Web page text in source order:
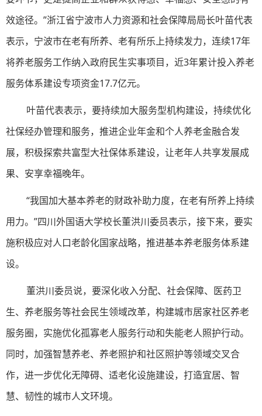
效途径。”浙江省宁波市人力资源和社会保障局局长叶苗代表
表示，宁波市在老有所养、老有所乐上持续发力，连续17年
将养老服务工作纳入政府民生实事项目，近3年累计投入养老
服务体系建设专项资金17.7亿元。
叶苗代表表示，要持续加大服务型机构建设，持续优化
社保经办管理和服务，推进企业年金和个人养老金融合发
展，积极探索共富型大社保体系建设，让老年人共享发展成
果、安享幸福晚年。
“我国加大基本养老的财政补助力度，在老有所养上持续
用力。”四川外国语大学校长董洪川委员表示，接下来，要实
施积极应对人口老龄化国家战略，推进基本养老服务体系建
设。
董洪川委员说，要深化收入分配、社会保障、医药卫
生、养老服务等社会民生领域改革，构建城市居家社区养老
服务圈，实施优化孤寡老人服务行动和失能老人照护行动。
同时，加强智慧养老、养老照护和社区照护等领域交叉合
作，进一步优化无障碍、适老化设施建设，打造宜居、智
慧、韧性的城市人文环境。